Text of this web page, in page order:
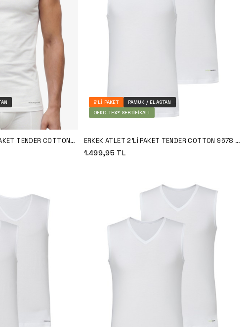
TENDER COTTON
2'LI PAKET
PAMUK / ELASTAN
OEKO-TEX® SERTIFIKALI
ERKEK ATLET 2'LI PAKET TENDER COTTON 9678 -
BEYAZ
1.499,95TL